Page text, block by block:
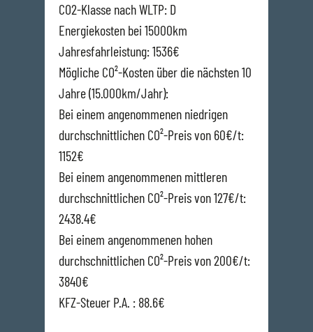
CO2-Klasse nach WLTP: D
Energiekosten bei 15000km
Jahresfahrleistung: 1536€
Mögliche CO²-Kosten über die nächsten 10
Jahre (15.000km/Jahr):
Bei einem angenommenen niedrigen
durchschnittlichen CO²-Preis von 60€/t:
1152€
Bei einem angenommenen mittleren
durchschnittlichen CO²-Preis von 127€/t:
2438.4€
Bei einem angenommenen hohen
durchschnittlichen CO²-Preis von 200€/t:
3840€
KFZ-Steuer P.A. : 88.6€